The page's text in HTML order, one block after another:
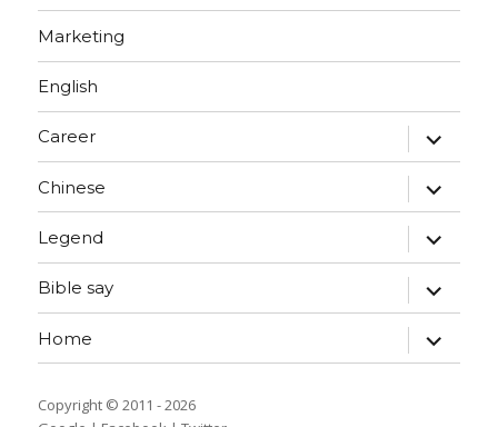
Marketing
English
Career expand
child
menu
Chinese expand
child
menu
Legend expand
child
menu
Bible say expand
child
menu
Home expand
child
menu
Copyright © 2011 - 2026